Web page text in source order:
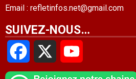
Email : refletinfos.net@gmail.com
SUIVEZ-NOUS…
Facebook